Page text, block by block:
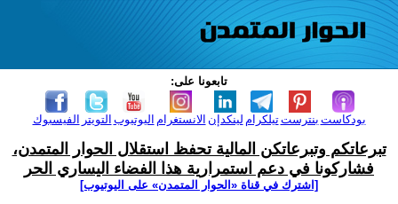
تابعونا على:
الفيسبوك التويتر اليوتيوب الانستغرام لينكدإن تيلكرامبنترست بودكاست
تبرعاتكم وتبرعاتكن المالية تحفظ استقلال الحوار المتمدن،
فشاركونا في دعم استمرارية هذا الفضاء اليساري الحر
[اشترك في قناة ‫«الحوار المتمدن» على اليوتيوب]